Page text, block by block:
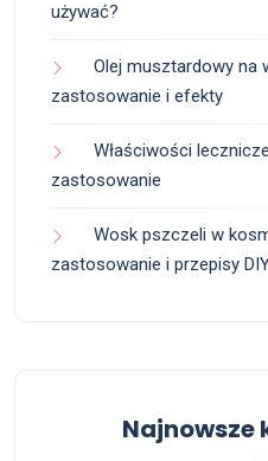
używać?
Olej musztardowy na
zastosowanie i efekty
Właściwości
zastosowanie
Wosk pszczeli w
zastosowanie i przepisy
Najnowsze